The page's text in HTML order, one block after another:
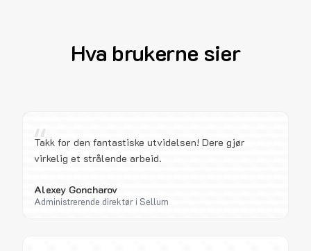
Hva brukerne sier
“
Takk for den fantastiske utvidelsen! Dere gjør
virkelig et strålende arbeid.
Alexey Goncharov
Administrerende direktør i Sellum